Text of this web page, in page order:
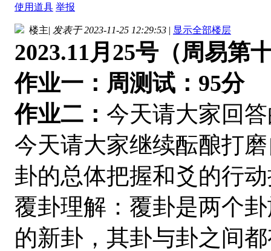
使用道具 举报
楼主| 发表于 2023-11-25 12:29:53 | 显示全部楼层
2023.11月25号（周易第
作业一：周测试： 95分
作业二： 今天请大家回
今天请大家继续酝酿打
卦的总体把握和爻的行
覆卦理解：覆卦是两个
的新卦，其卦与卦之间